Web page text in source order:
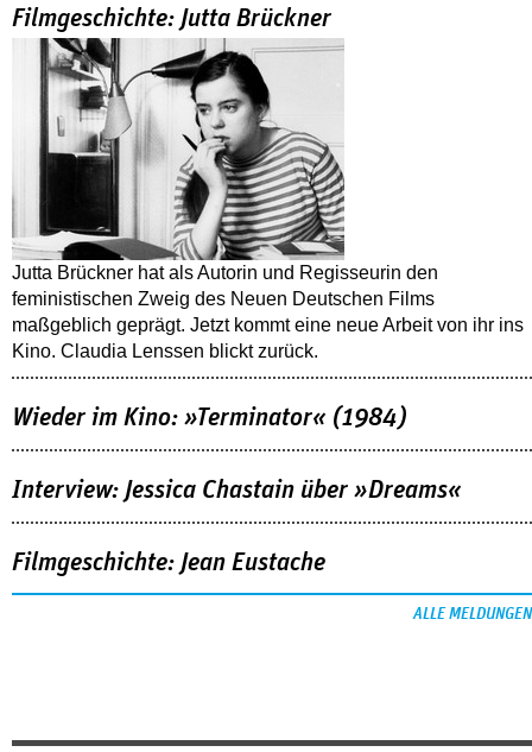
Filmgeschichte: Jutta Brückner
Jutta Brückner hat als Autorin und Regisseurin den
feministischen Zweig des Neuen Deutschen Films
maßgeblich geprägt. Jetzt kommt eine neue Arbeit von ihr ins
Kino. Claudia Lenssen blickt zurück.
Wieder im Kino: »Terminator« (1984)
Interview: Jessica Chastain über »Dreams«
Filmgeschichte: Jean Eustache
ALLE MELDUNGEN